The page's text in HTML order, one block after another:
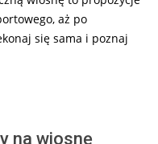
aż po
się sama i poznaj
na wiosnę